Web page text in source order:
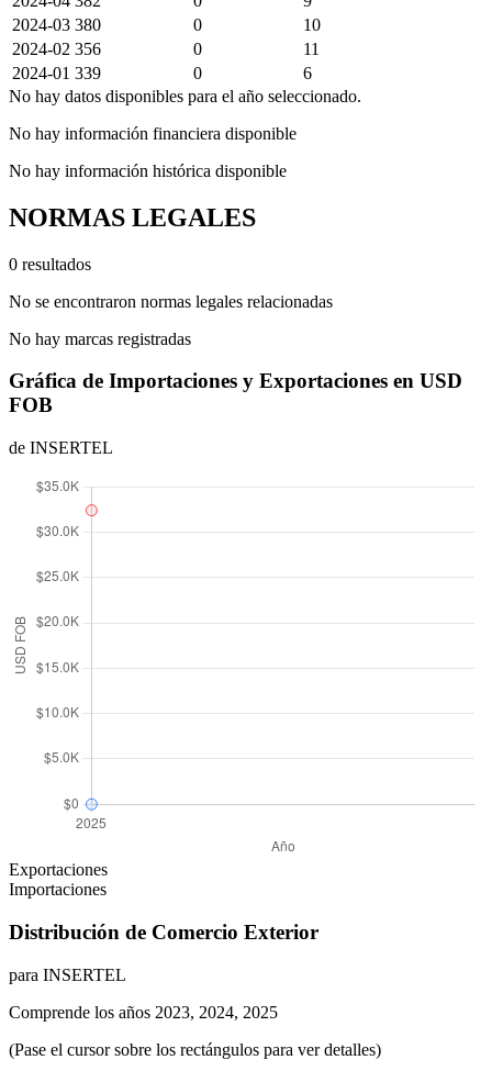
2024-03 380 0
10
2024-02 356 0
11
2024-01 339 0
6
No hay datos disponibles para el año seleccionado.
No hay información financiera disponible
No hay información histórica disponible
NORMAS LEGALES
0 resultados
No se encontraron normas legales relacionadas
No hay marcas registradas
Gráfica de Importaciones y Exportaciones en USD
FOB
de INSERTEL
Exportaciones
Importaciones
Distribución de Comercio Exterior
para INSERTEL
Comprende los años 2023, 2024, 2025
(Pase el cursor sobre los rectángulos para ver detalles)